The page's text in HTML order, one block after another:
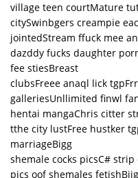
village teen courtMature
citySwinbgers creampie
jointedStream ffuck mee
dazddy fucks daughter
fee stiesBreast
clubsFreee anaql lick
galleriesUnllimited finwl
hentai mangaChris citter
tthe city lustFree hustker
marriageBigg
shemale cocks picsC#
pics oof shemales fetishBiig